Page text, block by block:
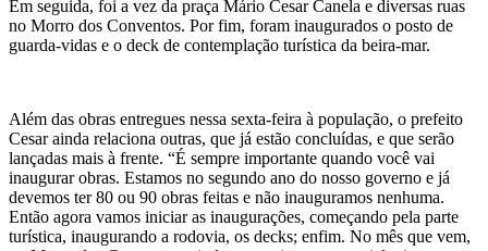
Em seguida, foi a vez da praça Mário Cesar Canela e diversas ruas
no Morro dos Conventos. Por fim, foram inaugurados o posto de
guarda-vidas e o deck de contemplação turística da beira-mar.
Além das obras entregues nessa sexta-feira à população, o prefeito
Cesar ainda relaciona outras, que já estão concluídas, e que serão
lançadas mais à frente. “É sempre importante quando você vai
inaugurar obras. Estamos no segundo ano do nosso governo e já
devemos ter 80 ou 90 obras feitas e não inauguramos nenhuma.
Então agora vamos iniciar as inaugurações, começando pela parte
turística, inaugurando a rodovia, os decks; enfim. No mês que vem,